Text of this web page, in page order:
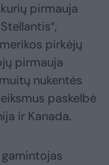
pirmauja
pirkėjų
pirmauja
nukentės
paskelbė
ir Kanada.